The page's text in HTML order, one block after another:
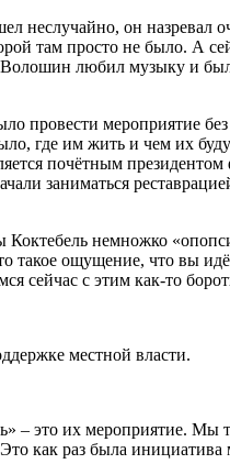
он назревал
там просто не было. А
любил музыку и был
провести мероприятие
где им жить и чем их
почётным президентом
заниматься
немножко
такое ощущение, что вы
сейчас с этим как-то
местной власти.
– это их мероприятие.
как раз была инициатива